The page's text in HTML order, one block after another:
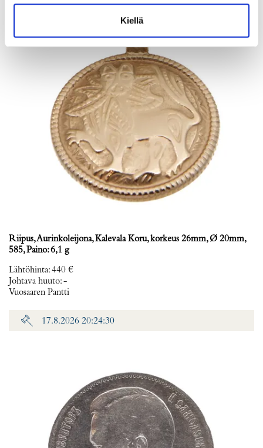
Kiellä
Riipus, Aurinkoleijona, Kalevala Koru, korkeus 26mm, Ø 20mm,
585, Paino: 6,1 g
Lähtöhinta:440 €
Johtava huuto:-
Vuosaaren Pantti
17.8.2026 20:24:30